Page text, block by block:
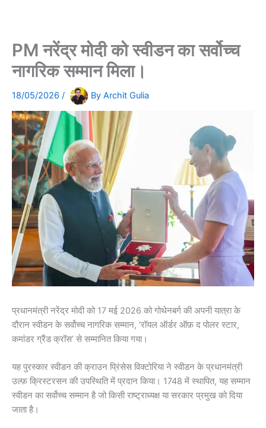
PM नरेंद्र मोदी को स्वीडन का सर्वोच्च
नागरिक सम्मान मिला।
18/05/2026 / By Archit Gulia
प्रधानमंत्री नरेंद्र मोदी को 17 मई 2026 को गोथेनबर्ग की अपनी यात्रा के
दौरान स्वीडन के सर्वोच्च नागरिक सम्मान, ‘रॉयल ​​ऑर्डर ऑफ़ द पोलर स्टार,
कमांडर ग्रैंड क्रॉस’ से सम्मानित किया गया।
यह पुरस्कार स्वीडन की क्राउन प्रिंसेस विक्टोरिया ने स्वीडन के प्रधानमंत्री
उल्फ़ क्रिस्टरसन की उपस्थिति में प्रदान किया। 1748 में स्थापित, यह सम्मान
स्वीडन का सर्वोच्च सम्मान है जो किसी राष्ट्राध्यक्ष या सरकार प्रमुख को दिया
जाता है।